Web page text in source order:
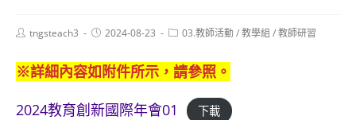
Posttngsteach3
Post2024-08-23
Post03.教師活動/教學組 /教師研習
※詳細內容如附件所示，請參照。
2024教育創新國際年會01
下載